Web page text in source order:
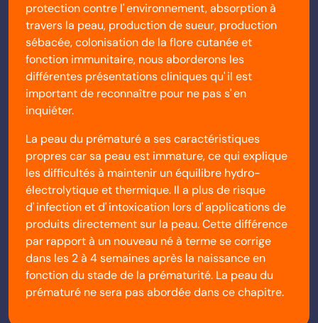
protection contre l' environnement, absorption à
travers la peau, production de sueur, production
sébacée, colonisation de la flore cutanée et
fonction immunitaire, nous aborderons les
différentes présentations cliniques qu' il est
important de reconnaître pour ne pas s' en
inquiéter.
La peau du prématuré a ses caractéristiques
propres car sa peau est immature, ce qui explique
les difficultés à maintenir un équilibre hydro-
électrolytique et thermique. Il a plus de risque
d' infection et d' intoxication lors d' applications de
produits directement sur la peau. Cette différence
par rapport à un nouveau né à terme se corrige
dans les 2 à 4 semaines après la naissance en
fonction du stade de la prématurité. La peau du
prématuré ne sera pas abordée dans ce chapitre.